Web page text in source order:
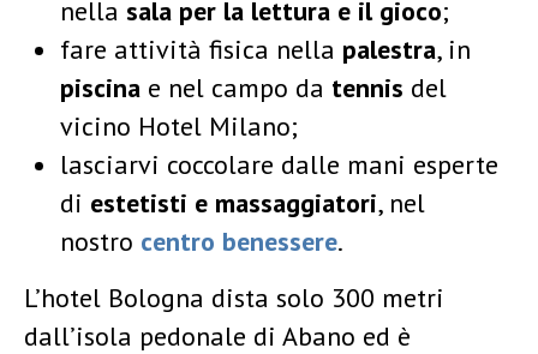
nella sala per la lettura e il gioco;
fare attività fisica nella palestra, in
piscina e nel campo da tennis del
vicino Hotel Milano;
lasciarvi coccolare dalle mani esperte
di estetisti e massaggiatori, nel
nostro centro benessere.
L’hotel Bologna dista solo 300 metri
dall’isola pedonale di Abano ed è